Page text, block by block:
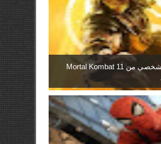
نسخة الحاسب الشخصي من Mortal Kombat 11